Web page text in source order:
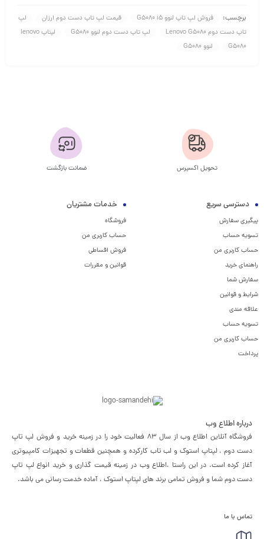
برچسب: فروش لپ تاپ لنوو G5080 i5 قیمت لپ تاپ دست دوم ارزان
لپ
تاپ دست دوم Lenovo G5080
لپ تاپ دست دوم لنوو G5080
لپتاپ lenovo
G5080
لنوو G5080
تحویل اکسپرس ضمانت بازگشت
دسترسی سریع
پیگیری سفارش
تسویه حساب
حساب کاربری من
راهنمای خرید
سفارش شما
شرایط و قوانین
علاقه مندی
تسویه حساب
حساب کاربری من
پرداخت
خدمات مشتریان
فروشگاه
حساب کاربری من
فروش اقساطی
قوانین و مقررات
درباره اطلاع وب
فروشگاه آنلاین اطلاع وب از سال 83 فعالیت خود را در زمینه خرید و فروش لپ تاپ
دست دوم ، لپتاپ استوک و لب تاب کارکرده و همچنین قطعات و تجهیزات کامپیوتری
آغاز کرده است. در این راستا ،‌اطلاع وب در زمینه قیمت گذاری و خرید انواع لپ تاپ
دست دوم شما و فروش تمامی برند های لپتاپ استوک ، آماده خدمت رسانی می باشد.
تماس با ما